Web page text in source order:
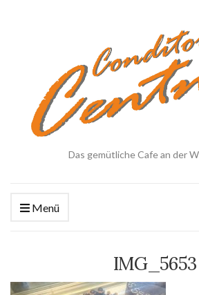
Das gemütliche Cafe an der
Menü
IMG_5653